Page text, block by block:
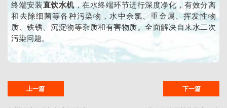
终端安装直饮水机，在水终端环节进行深度净化，有效分离
和去除细菌等各种污染物，水中余氯、重金属、挥发性物
质、铁锈、沉淀物等杂质和有害物质。全面解决自来水二次
污染问题。
上一篇 下一篇